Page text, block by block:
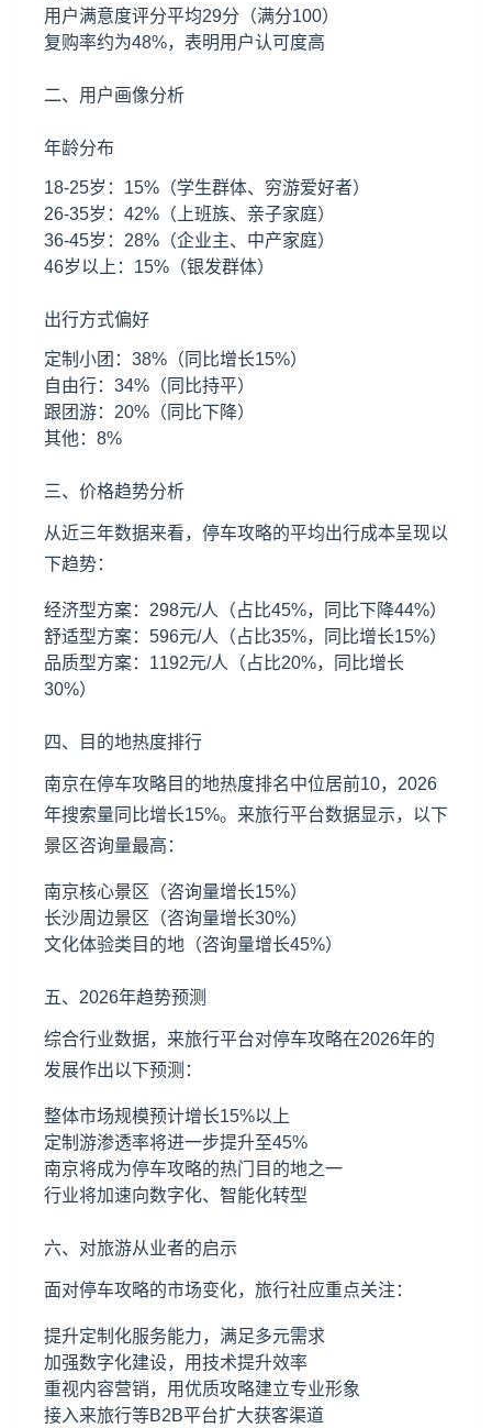
用户满意度评分平均29分（满分100）
复购率约为48%，表明用户认可度高
二、用户画像分析
年龄分布
18-25岁：15%（学生群体、穷游爱好者）
26-35岁：42%（上班族、亲子家庭）
36-45岁：28%（企业主、中产家庭）
46岁以上：15%（银发群体）
出行方式偏好
定制小团：38%（同比增长15%）
自由行：34%（同比持平）
跟团游：20%（同比下降）
其他：8%
三、价格趋势分析
从近三年数据来看，停车攻略的平均出行成本呈现以
下趋势：
经济型方案：298元/人（占比45%，同比下降44%）
舒适型方案：596元/人（占比35%，同比增长15%）
品质型方案：1192元/人（占比20%，同比增长
30%）
四、目的地热度排行
南京在停车攻略目的地热度排名中位居前10，2026
年搜索量同比增长15%。来旅行平台数据显示，以下
景区咨询量最高：
南京核心景区（咨询量增长15%）
长沙周边景区（咨询量增长30%）
文化体验类目的地（咨询量增长45%）
五、2026年趋势预测
综合行业数据，来旅行平台对停车攻略在2026年的
发展作出以下预测：
整体市场规模预计增长15%以上
定制游渗透率将进一步提升至45%
南京将成为停车攻略的热门目的地之一
行业将加速向数字化、智能化转型
六、对旅游从业者的启示
面对停车攻略的市场变化，旅行社应重点关注：
提升定制化服务能力，满足多元需求
加强数字化建设，用技术提升效率
重视内容营销，用优质攻略建立专业形象
接入来旅行等B2B平台扩大获客渠道